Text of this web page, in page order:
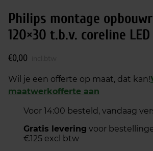
Philips montage
120×30 t.b.v. coreline
€0,00
Wil je een offerte op maat, dat kan!
maatwerkofferte aan
Voor 14:00 besteld, vandaag
Gratis levering voor
€125 excl btw